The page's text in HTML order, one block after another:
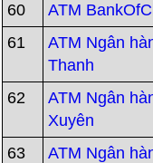
60
ATM
61
ATM Ngân
Thanh
62
ATM Ngân
Xuyên
63
ATM Ngân